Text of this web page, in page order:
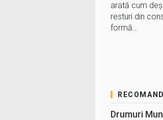
arată cum
resturi din
formă…
Drumuri